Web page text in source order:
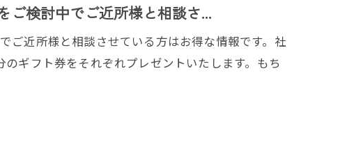
ご検討中でご近所様と相談さ...
ご近所様と相談させている方はお得な情報です。⁡社
ギフト券をそれぞれプレゼントいたします。⁡もち